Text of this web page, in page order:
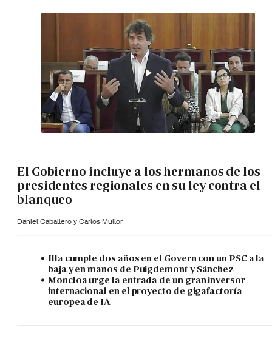
El Gobierno incluye a los hermanos de los
presidentes regionales en su ley contra el
blanqueo
Daniel Caballero y Carlos Mullor
Illa cumple dos años en el Govern con un PSC a la
baja y en manos de Puigdemont y Sánchez
Moncloa urge la entrada de un gran inversor
internacional en el proyecto de gigafactoría
europea de IA